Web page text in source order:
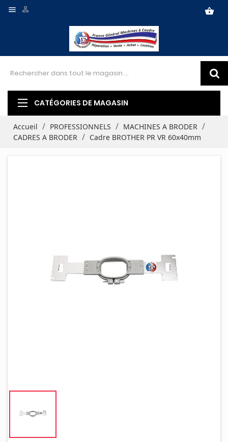
 shopping_basket

CATÉGORIES DE MAGASIN
Accueil PROFESSIONNELS
MACHINES A BRODER
CADRES A BRODER
Cadre BROTHER PR VR 60x40mm